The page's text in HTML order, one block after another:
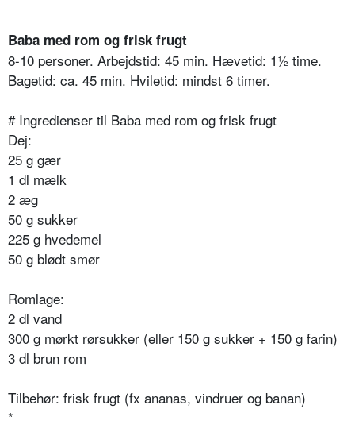
Baba med rom og frisk frugt
8-10 personer. Arbejdstid: 45 min. Hævetid: 1½ time.
Bagetid: ca. 45 min. Hviletid: mindst 6 timer.
# Ingredienser til Baba med rom og frisk frugt
Dej:
25 g gær
1 dl mælk
2 æg
50 g sukker
225 g hvedemel
50 g blødt smør
Romlage:
2 dl vand
300 g mørkt rørsukker (eller 150 g sukker + 150 g farin)
3 dl brun rom
Tilbehør: frisk frugt (fx ananas, vindruer og banan)
*